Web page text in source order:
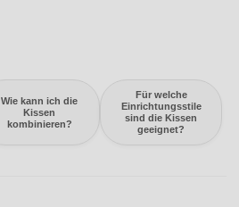
Wie kann ich die
Kissen
kombinieren?
Für welche
Einrichtungsstile
sind die Kissen
geeignet?